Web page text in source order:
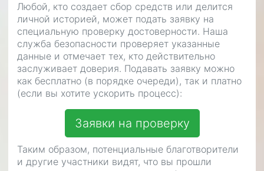
Любой, кто создает сбор средств или делится
личной историей, может подать заявку на
специальную проверку достоверности. Наша
служба безопасности проверяет указанные
данные и отмечает тех, кто действительно
заслуживает доверия. Подавать заявку можно
как бесплатно (в порядке очереди), так и платно
(если вы хотите ускорить процесс):
Заявки на проверку
Таким образом, потенциальные благотворители
и другие участники видят, что вы прошли